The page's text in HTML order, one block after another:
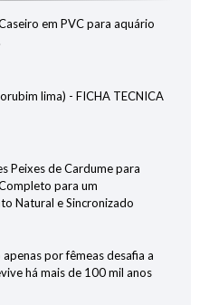
em PVC para aquário
lima) - FICHA TECNICA
Peixes de Cardume para
para um
Natural e Sincronizado
por fêmeas desafia a
há mais de 100 mil anos